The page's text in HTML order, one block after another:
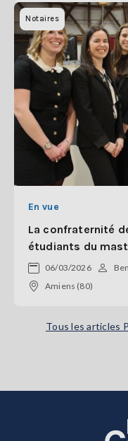
Notaires
En vue
La confraternité
étudiants du
06/03/2026
Amiens (80)
Tous les articles